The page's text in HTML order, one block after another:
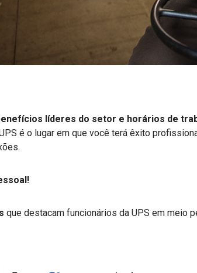
líderes do setor e horários de
é o lugar em que você terá êxito
que destacam funcionários da UPS em meio